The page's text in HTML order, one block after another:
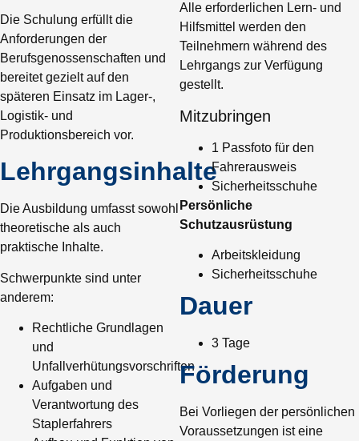
Die Schulung erfüllt die
Anforderungen der
Berufsgenossenschaften und
bereitet gezielt auf den
späteren Einsatz im Lager-,
Logistik- und
Produktionsbereich vor.
Lehrgangsinhalte
Die Ausbildung umfasst sowohl
theoretische als auch
praktische Inhalte.
Schwerpunkte sind unter
anderem:
Rechtliche Grundlagen
und
Unfallverhütungsvorschriften
Aufgaben und
Verantwortung des
Staplerfahrers
Alle erforderlichen Lern- und
Hilfsmittel werden den
Teilnehmern während des
Lehrgangs zur Verfügung
gestellt.
Mitzubringen
1 Passfoto für den
Fahrerausweis
Sicherheitsschuhe
Persönliche
Schutzausrüstung
Arbeitskleidung
Sicherheitsschuhe
Dauer
3 Tage
Förderung
Bei Vorliegen der persönlichen
Voraussetzungen ist eine